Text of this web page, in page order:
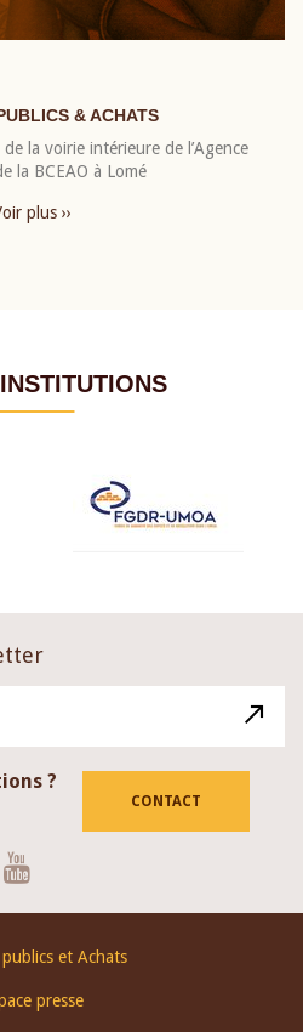
& ACHATS
la voirie intérieure de l’Agence
la BCEAO à Lomé
plus ››
?
CONTACT
et Achats
presse